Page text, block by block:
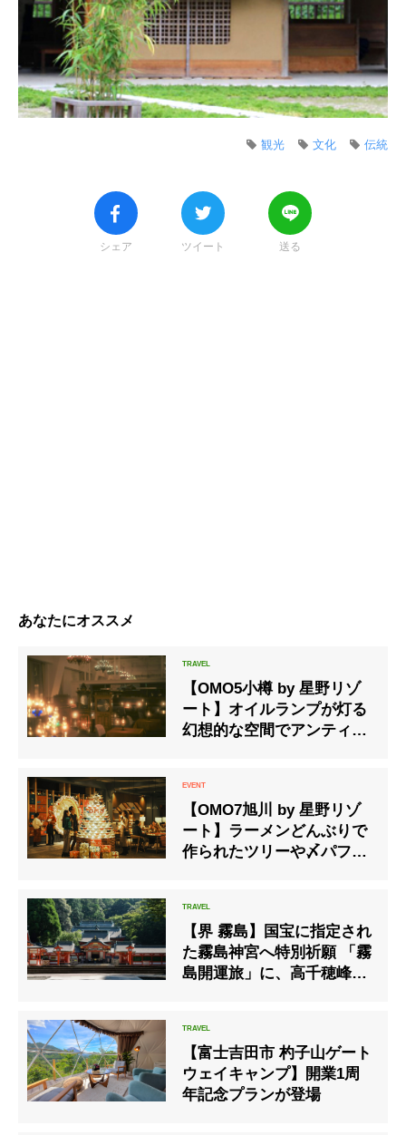
伝統
文化
観光
シェア ツイート 送る
あなたにオススメ
【OMO5小樽 by 星野リゾ
ート】オイルランプが灯る
幻想的な空間でアンティー
ジ」を開催
【OMO7旭川 by 星野リゾ
ート】ラーメンどんぶりで
作られたツリーや〆パフェ
【界 霧島】国宝に指定され
た霧島神宮へ特別祈願 「霧
島開運旅」に、高千穂峰登
【富士吉田市 杓子山ゲート
ウェイキャンプ】開業1周
年記念プランが登場